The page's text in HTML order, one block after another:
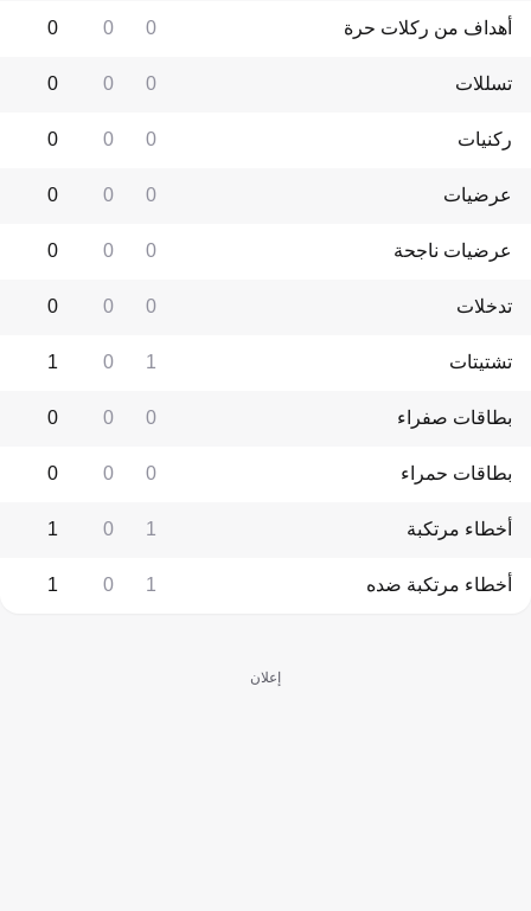
أهداف من ركلات حرة 0
0
0
تسللات 0
0
0
ركنيات 0
0
0
عرضيات 0
0
0
عرضيات ناجحة 0
0
0
تدخلات 0
0
0
تشتيتات 1
0
1
بطاقات صفراء 0
0
0
بطاقات حمراء 0
0
0
أخطاء مرتكبة 1
0
1
أخطاء مرتكبة ضده 1
0
1
إعلان